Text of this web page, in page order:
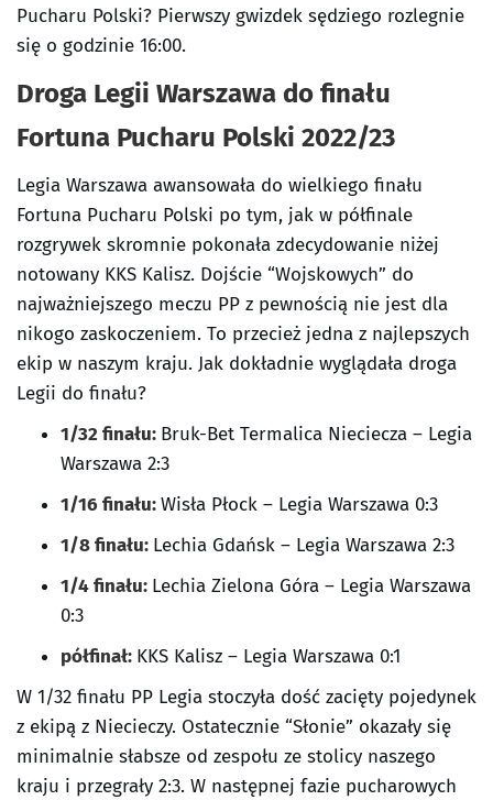
Pucharu Polski? Pierwszy gwizdek sędziego rozlegnie
się o godzinie 16:00.
Droga Legii Warszawa do finału
Fortuna Pucharu Polski 2022/23
Legia Warszawa awansowała do wielkiego finału
Fortuna Pucharu Polski po tym, jak w półfinale
rozgrywek skromnie pokonała zdecydowanie niżej
notowany KKS Kalisz. Dojście “Wojskowych” do
najważniejszego meczu PP z pewnością nie jest dla
nikogo zaskoczeniem. To przecież jedna z najlepszych
ekip w naszym kraju. Jak dokładnie wyglądała droga
Legii do finału?
1/32 finału: Bruk-Bet Termalica Nieciecza – Legia
Warszawa 2:3
1/16 finału:Wisła Płock – Legia Warszawa 0:3
1/8 finału: Lechia Gdańsk – Legia Warszawa 2:3
1/4 finału: Lechia Zielona Góra – Legia Warszawa
0:3
półfinał: KKS Kalisz – Legia Warszawa 0:1
W 1/32 finału PP Legia stoczyła dość zacięty pojedynek
z ekipą z Niecieczy. Ostatecznie “Słonie” okazały się
minimalnie słabsze od zespołu ze stolicy naszego
kraju i przegrały 2:3. W następnej fazie pucharowych